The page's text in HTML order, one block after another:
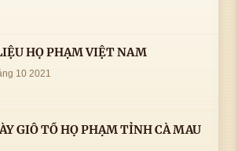
( 22/8/2016) CỦA LS.TS.NV.
HỌ PHẠM VIỆT NAM
10 2021
GIỖ TỔ HỌ PHẠM TỈNH CÀ MAU